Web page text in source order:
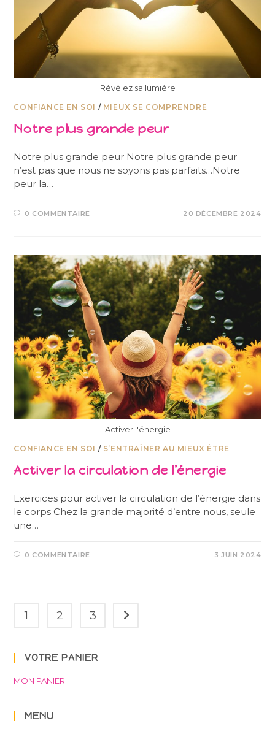
Révélez sa lumière
CONFIANCE EN SOI / MIEUX SE COMPRENDRE
Notre plus grande peur
Notre plus grande peur Notre plus grande peur
n’est pas que nous ne soyons pas parfaits…Notre
peur la…
0 COMMENTAIRE 20 DÉCEMBRE 2024
Activer l'énergie
CONFIANCE EN SOI / S’ENTRAÎNER AU MIEUX ÊTRE
Activer la circulation de l’énergie
Exercices pour activer la circulation de l’énergie dans
le corps Chez la grande majorité d’entre nous, seule
une…
0 COMMENTAIRE 3 JUIN 2024
1 2 3 Aller à la page suivante
VOTRE PANIER
MON PANIER
MENU